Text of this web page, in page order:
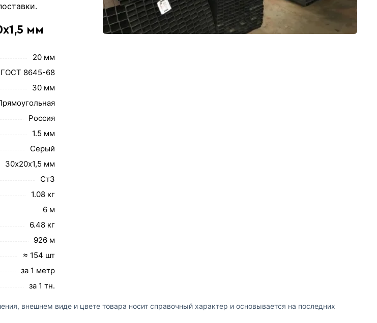
мм
20 мм
ГОСТ 8645-68
30 мм
Россия
1.5 мм
Серый
30х20х1,5 мм
Ст3
1.08 кг
6 м
6.48 кг
926 м
≈ 154 шт
за 1 метр
за 1 тн.
внешнем виде и цвете товара носит справочный характер и основывается на последних